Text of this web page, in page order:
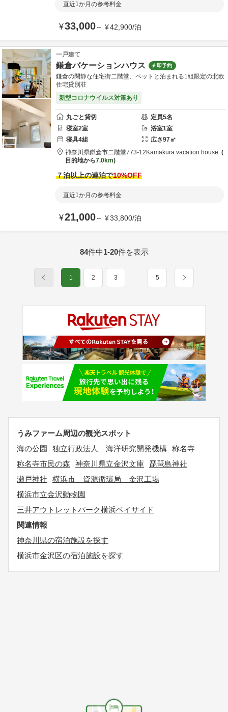
直近1か月の参考料金
¥33,000～ ¥42,900/泊
一戸建て
鎌倉バケーションハウス 即予約
鎌倉の閑静な住宅街二階堂、ペットと泊まれる1組限定の北欧
住宅貸別荘
新型コロナウイルス対策あり
丸ごと貸切 定員5名
寝室2室 浴室1室
寝具4組 広さ97㎡
神奈川県鎌倉市二階堂773-12 Kamakura vacation house
目的地から7.0km
７泊以上の連泊で10%OFF
直近1か月の参考料金
¥21,000～ ¥33,800/泊
84件中1-20件を表示
1 2 3
…
5
うみファーム周辺の観光スポット
海の公園
独立行政法人 海洋研究開発機構 称名寺
称名寺市民の森
神奈川県立金沢文庫
琵琶島神社
瀬戸神社
横浜市 資源循環局 金沢工場
横浜市立金沢動物園
三井アウトレットパーク横浜ベイサイド
関連情報
神奈川県の宿泊施設を探す
横浜市金沢区の宿泊施設を探す